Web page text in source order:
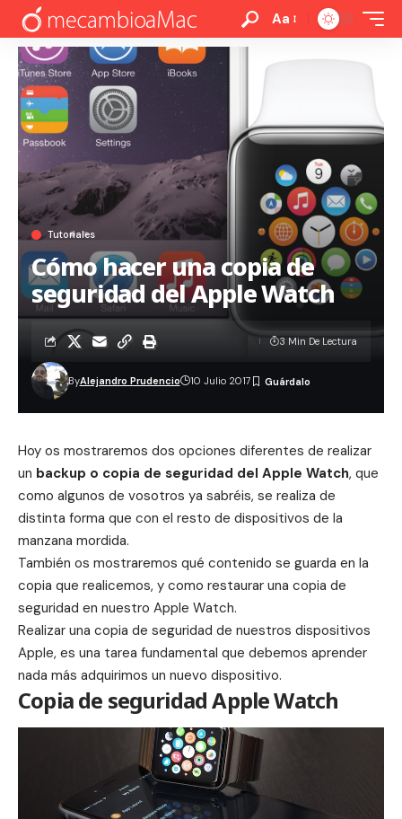
Aa
Tutoriales
Cómo hacer una copia de
seguridad del Apple Watch
ByAlejandro Prudencio 10 Julio 2017
3 Min De Lectura
Hoy os mostraremos dos opciones diferentes de realizar
un backup o copia de seguridad del Apple Watch, que
como algunos de vosotros ya sabréis, se realiza de
distinta forma que con el resto de dispositivos de la
manzana mordida.
También os mostraremos qué contenido se guarda en la
copia que realicemos, y como restaurar una copia de
seguridad en nuestro Apple Watch.
Realizar una copia de seguridad de nuestros dispositivos
Apple, es una tarea fundamental que debemos aprender
nada más adquirimos un nuevo dispositivo.
Copia de seguridad Apple Watch